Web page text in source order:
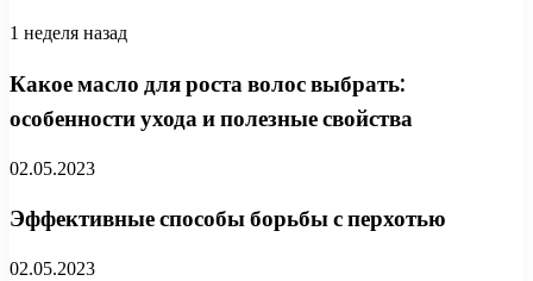
1 неделя назад
Какое масло для роста волос выбрать:
особенности ухода и полезные свойства
02.05.2023
Эффективные способы борьбы с перхотью
02.05.2023